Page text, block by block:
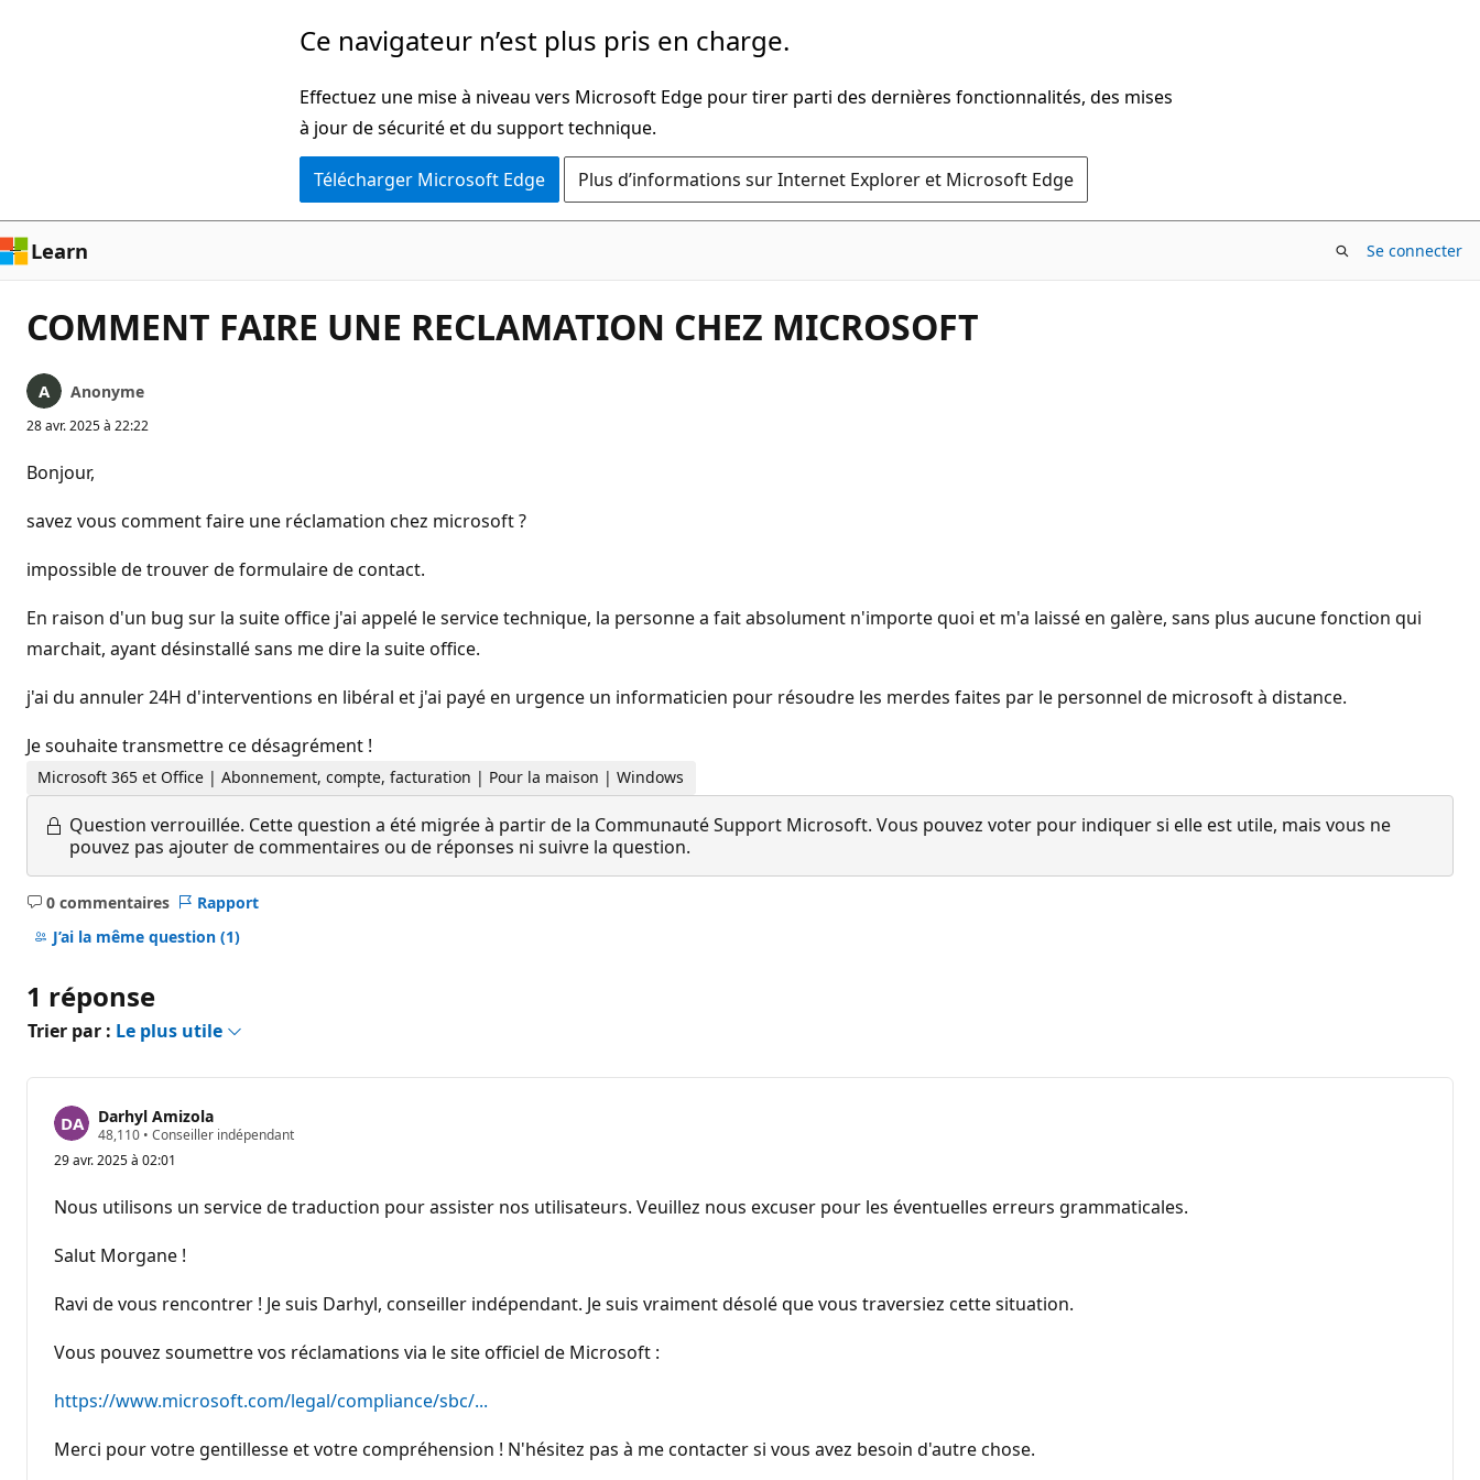
Ce navigateur n’est plus pris en charge.
Effectuez une mise à niveau vers Microsoft Edge pour tirer parti des dernières fonctionnalités, des mises
à jour de sécurité et du support technique.
Télécharger Microsoft Edge Plus d’informations sur Internet Explorer et Microsoft Edge
Learn Se connecter
COMMENT FAIRE UNE RECLAMATION CHEZ MICROSOFT
Anonyme
28 avr. 2025 à 22:22
Bonjour,
savez vous comment faire une réclamation chez microsoft ?
impossible de trouver de formulaire de contact.
En raison d'un bug sur la suite office j'ai appelé le service technique, la personne a fait absolument n'importe quoi et m'a laissé en galère, sans plus aucune fonction qui
marchait, ayant désinstallé sans me dire la suite office.
j'ai du annuler 24H d'interventions en libéral et j'ai payé en urgence un informaticien pour résoudre les merdes faites par le personnel de microsoft à distance.
Je souhaite transmettre ce désagrément !
Microsoft 365 et Office | Abonnement, compte, facturation | Pour la maison | Windows
Question verrouillée. Cette question a été migrée à partir de la Communauté Support Microsoft. Vous pouvez voter pour indiquer si elle est utile, mais vous ne
pouvez pas ajouter de commentaires ou de réponses ni suivre la question.
0 commentaires
Aucun
commentaire
Rapport
J’ai la même question (1)
1 réponse
Trier par : Le plus utile
Darhyl Amizola
48,110 P
i
t
s
e
r
p
u
a
t
o
• Conseiller indépendant
29 avr. 2025 à 02:01
Nous utilisons un service de traduction pour assister nos utilisateurs. Veuillez nous excuser pour les éventuelles erreurs grammaticales.
Salut Morgane !
Ravi de vous rencontrer ! Je suis Darhyl, conseiller indépendant. Je suis vraiment désolé que vous traversiez cette situation.
Vous pouvez soumettre vos réclamations via le site officiel de Microsoft :
https://www.microsoft.com/legal/compliance/sbc/...
Merci pour votre gentillesse et votre compréhension ! N'hésitez pas à me contacter si vous avez besoin d'autre chose.